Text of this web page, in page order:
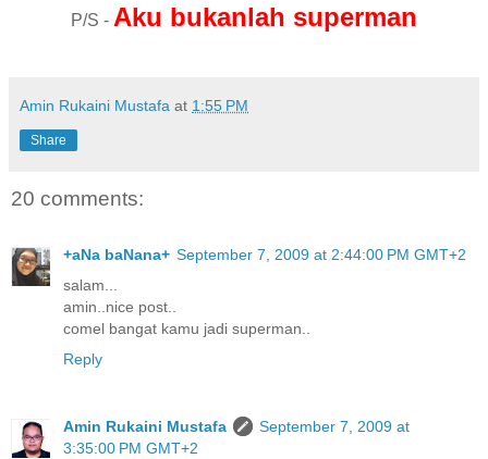
P/S - Aku bukanlah superman
Amin Rukaini Mustafa at 1:55 PM
Share
20 comments:
+aNa baNana+ September 7, 2009 at 2:44:00 PM GMT+2
salam...
amin..nice post..
comel bangat kamu jadi superman..
Reply
Amin Rukaini Mustafa
September 7, 2009 at
3:35:00 PM GMT+2